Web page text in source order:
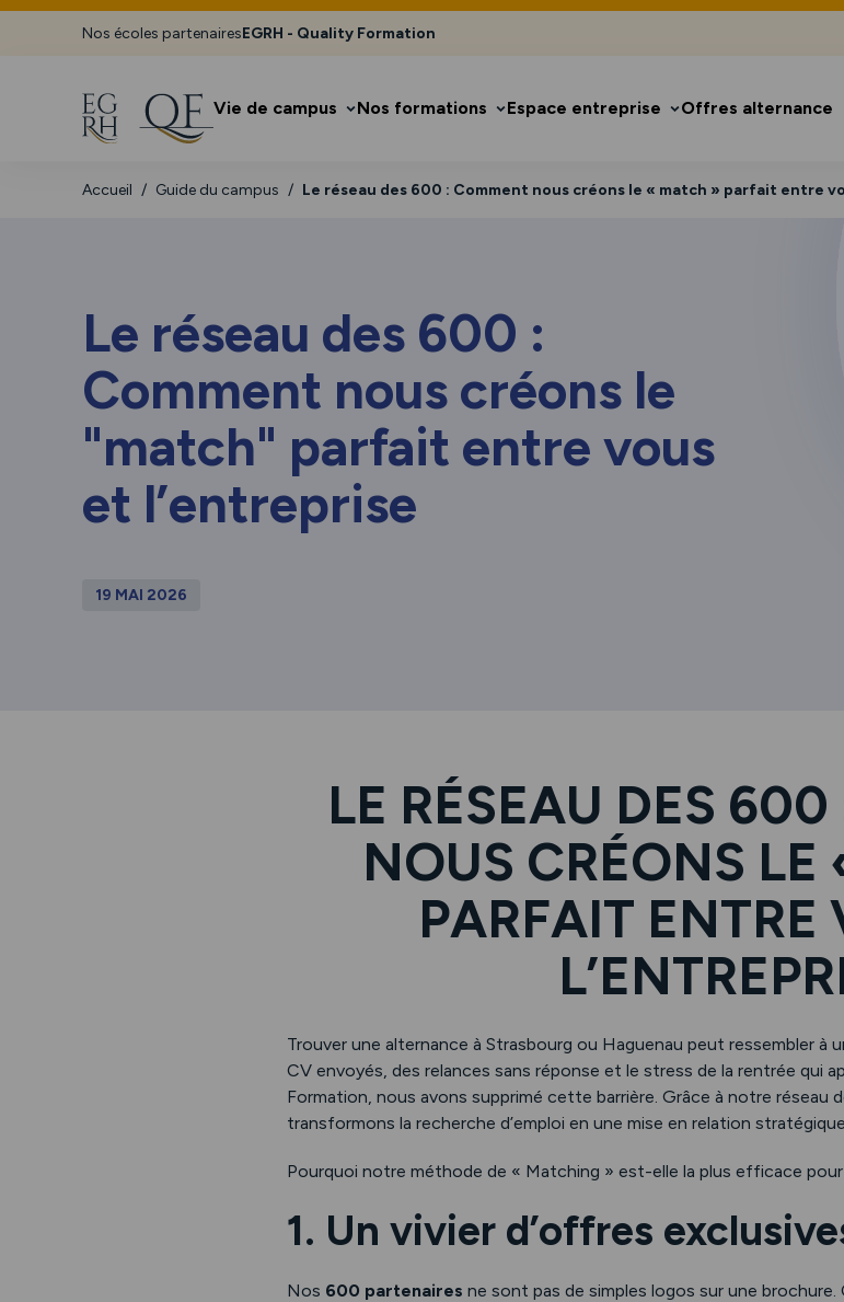
Nos écoles partenairesEGRH - Quality Formation
Vie de campus Nos formations Espace entreprise Offres alternance
Accueil Guide du campus Le réseau des 600 : Comment nous créons le « match » parfait entre
Le réseau des 600 :
Comment nous créons le
"match" parfait entre vous
et l’entreprise
19 MAI 2026
LE RÉSEAU DES
NOUS CRÉONS
PARFAIT ENTRE
Trouver une alternance à Strasbourg ou Haguenau peut ressembler à
CV envoyés, des relances sans réponse et le stress de la rentrée qui
Formation, nous avons supprimé cette barrière. Grâce à notre réseau
transformons la recherche d’emploi en une mise en relation
Pourquoi notre méthode de « Matching » est-elle la plus efficace
1. Un vivier d’offres
Nos 600 partenaires ne sont pas de simples logos sur une